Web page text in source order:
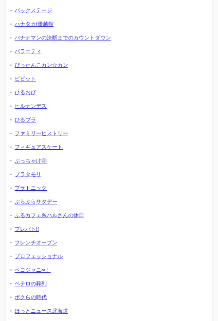
バックステージ
ハナタカ!優越館
バナナマンの決断までのカウントダウン
バラエティ
ぴったんこカン☆カン
ビビット
ひるおび
ヒルナンデス
ひるブラ
ファミリーヒストリー
フィギュアスケート
ぶっちゃけ寺
ブラタモリ
プラトニック
ぶらぶらサタデー
ふるカフェ系ハルさんの休日
プレバト!!
フレンチオープン
プロフェッショナル
ペコジャニ∞！
ペテロの葬列
ボクらの時代
ほっとニュース北海道